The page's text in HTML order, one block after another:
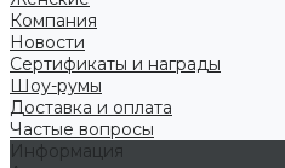
Компания
Новости
Сертификаты и награды
Шоу-румы
Доставка и оплата
Частые вопросы
Информация